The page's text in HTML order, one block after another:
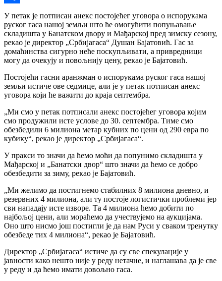
Link
Share
У петак је потписан анекс постојећег уговора о испорукама
руског гаса нашој земљи што ће омогућити попуњавање
складишта у Банатском двору и Мађарској пред зимску сезону,
рекао је директор „Србијагаса“ Душан Бајатовић. Гас за
домаћинства сигурно неће поскупљивати, а привредници
могу да очекују и повољнију цену, рекао је Бајатовић.
Постојећи гасни аранжман о испорукама руског гаса нашој
земљи истиче ове седмице, али је у петак потписан анекс
уговора који ће важити до краја септембра.
„Ми смо у петак потписали анекс постојећег уговора којим
смо продужили исте услове до 30. септембра. Тиме смо
обезбедили 6 милиона метар кубних по цени од 290 евра по
кубику“, рекао је директор „Србијагаса“.
У пракси то значи да ћемо моћи да попунимо складишта у
Мађарској и „Банатски двор“ што значи да ћемо се добро
обезбедити за зиму, рекао је Бајатовић.
„Ми желимо да постигнемо стабилних 8 милиона дневно, и
резервних 4 милиона, али ту постоје логистички проблеми јер
сви нападају исте изворе. Та 4 милиона ћемо добити по
најбољој цени, али мораћемо да учествујемо на аукцијама.
Оно што нисмо још постигли је да нам Руси у сваком тренутку
обезбеде тих 4 милиона“, рекао је Бајатовић.
Директор „Србијагаса“ истиче да су све спекулације у
јавности како нешто није у реду нетачне, и наглашава да је све
у реду и да ћемо имати довољно гаса.